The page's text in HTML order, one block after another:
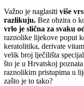
Važno je naglasiti više
razlikuju. Bez obzira o
vrlo je slična za svaku
raznolike lijekove poput
keratolitika, derivate
velik broj lječilišta
što je u Hrvatskoj
raznolikim pristupima u
zašto je to tako?